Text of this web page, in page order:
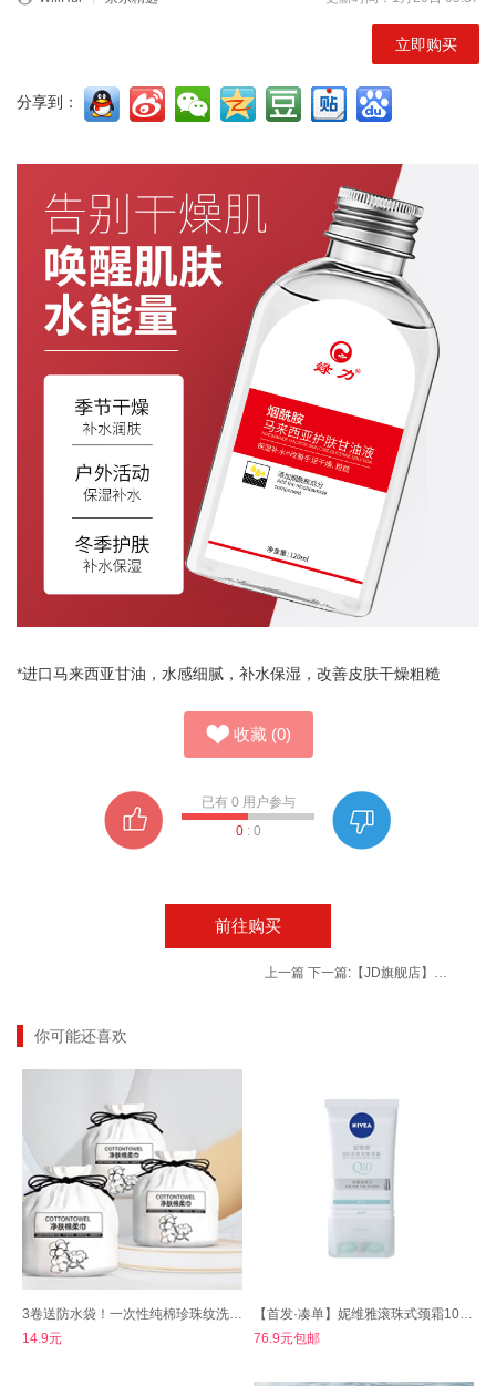
立即购买
分享到：
*进口马来西亚甘油，水感细腻，补水保湿，改善皮肤干燥粗糙
收藏 (0)
已有 0 用户参与
0: 0
前往购买
上一篇 下一篇: 【JD旗舰店】绿力 橄榄维e护肤甘油 120ml*3瓶
你可能还喜欢
3卷送防水袋！一次性纯棉珍珠纹洗脸巾
14.9元
【首发·凑单】妮维雅滚珠式颈霜100ml
76.9元包邮